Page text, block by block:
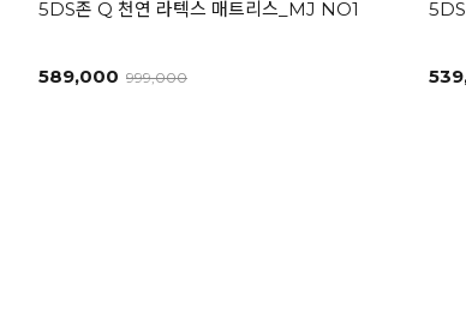
5DS존 Q 천연 라텍스 매트리스_MJ NO1
589,000 999,000